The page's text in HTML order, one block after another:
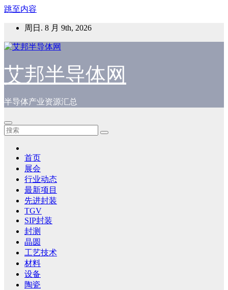
跳至内容
周日. 8 月 9th, 2026
艾邦半导体网
半导体产业资源汇总
首页
展会
行业动态
最新项目
先进封装
TGV
SIP封装
封测
晶圆
工艺技术
材料
设备
陶瓷